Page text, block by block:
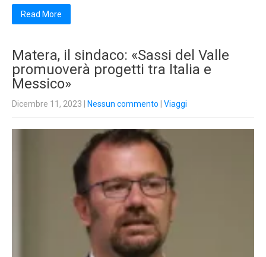
Read More
Matera, il sindaco: «Sassi del Valle
promuoverà progetti tra Italia e
Messico»
Dicembre 11, 2023 Nessun commento Viaggi